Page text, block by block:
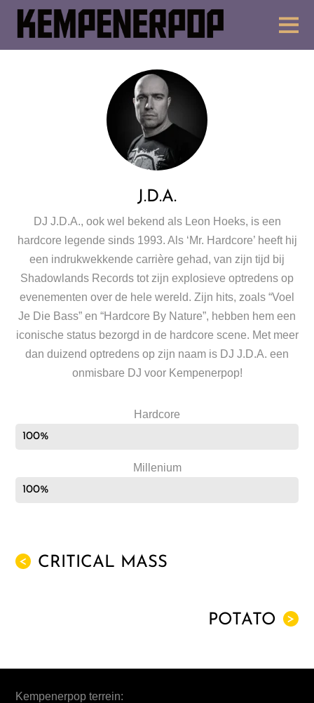
J.D.A.
DJ J.D.A., ook wel bekend als Leon Hoeks, is een
hardcore legende sinds 1993. Als ‘Mr. Hardcore’ heeft hij
een indrukwekkende carrière gehad, van zijn tijd bij
Shadowlands Records tot zijn explosieve optredens op
evenementen over de hele wereld. Zijn hits, zoals “Voel
Je Die Bass” en “Hardcore By Nature”, hebben hem een
iconische status bezorgd in de hardcore scene. Met meer
dan duizend optredens op zijn naam is DJ J.D.A. een
onmisbare DJ voor Kempenerpop!
Hardcore
100%
Millenium
100%
< CRITICAL MASS
>
POTATO
Kempenerpop terrein: